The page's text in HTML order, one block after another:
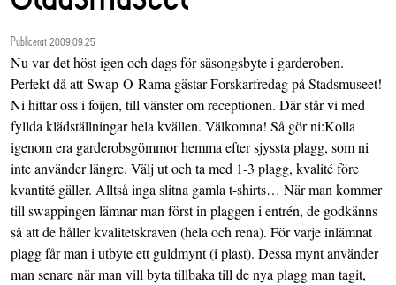
Publicerat 2009.09.25
Nu var det höst igen och dags för säsongsbyte i garderoben.
Perfekt då att Swap-O-Rama gästar Forskarfredag på Stadsmuseet!
Ni hittar oss i foijen, till vänster om receptionen. Där står vi med
fyllda klädställningar hela kvällen. Välkomna! Så gör ni:Kolla
igenom era garderobsgömmor hemma efter sjyssta plagg, som ni
inte använder längre. Välj ut och ta med 1-3 plagg, kvalité före
kvantité gäller. Alltså inga slitna gamla t-shirts… När man kommer
till swappingen lämnar man först in plaggen i entrén, de godkänns
så att de håller kvalitetskraven (hela och rena). För varje inlämnat
plagg får man i utbyte ett guldmynt (i plast). Dessa mynt använder
man senare när man vill byta tillbaka till de nya plagg man tagit,